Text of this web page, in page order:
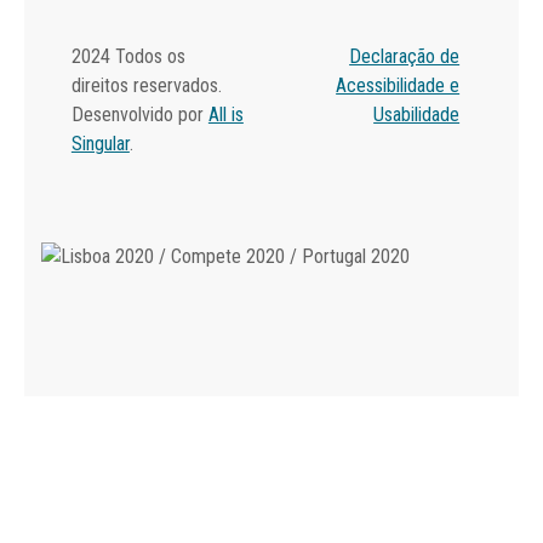
2024 Todos os
direitos reservados.
Desenvolvido por All is
Singular.
Declaração de
Acessibilidade e
Usabilidade